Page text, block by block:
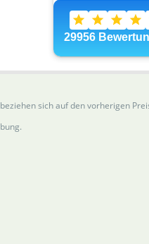
sich auf den vorherigen